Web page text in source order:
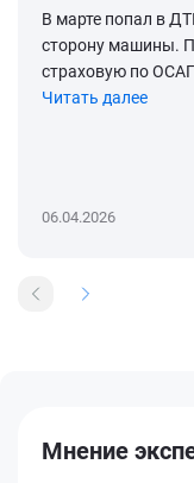
В марте попал в
сторону машины.
страховую по
Читать далее
06.04.2026
Мнение